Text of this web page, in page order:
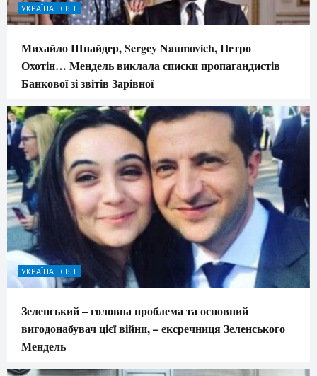
УКРАЇНА І СВІТ
Михайло Шнайдер, Sergey Naumovich, Петро
Охотін… Мендель виклала списки пропагандистів
Банкової зі звітів Зарівної
УКРАЇНА І СВІТ
Зеленський – головна проблема та основний
вигодонабувач цієї війни, – ексречниця Зеленського
Мендель